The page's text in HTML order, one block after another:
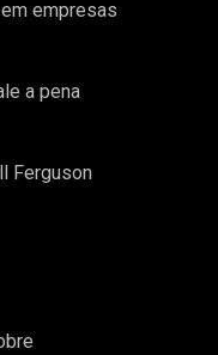
empresas
a pena
Ferguson